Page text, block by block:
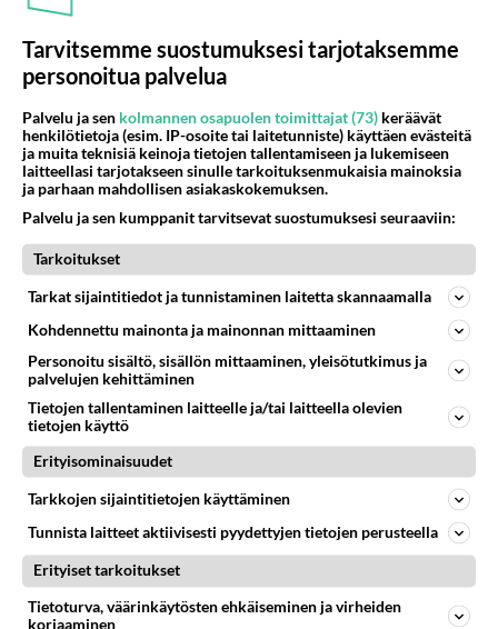
niin kauan annetaan rahaa koijarille kun rahaa
riittää.
Äänestä
Tarvitsemme suostumuksesi tarjotaksemme
personoitua palvelua
Palvelu ja sen kolmannen osapuolen toimittajat (73) keräävät
henkilötietoja (esim. IP-osoite tai laitetunniste) käyttäen evästeitä
ja muita teknisiä keinoja tietojen tallentamiseen ja lukemiseen
laitteellasi tarjotakseen sinulle tarkoituksenmukaisia mainoksia
ja parhaan mahdollisen asiakaskokemuksen.
Palvelu ja sen kumppanit tarvitsevat suostumuksesi seuraaviin:
Tarkoitukset
Tarkat sijaintitiedot ja tunnistaminen laitetta skannaamalla
Kohdennettu mainonta ja mainonnan mittaaminen
Personoitu sisältö, sisällön mittaaminen, yleisötutkimus ja
palvelujen kehittäminen
Tietojen tallentaminen laitteelle ja/tai laitteella olevien
tietojen käyttö
Erityisominaisuudet
Tarkkojen sijaintitietojen käyttäminen
Tunnista laitteet aktiivisesti pyydettyjen tietojen perusteella
Erityiset tarkoitukset
Tietoturva, väärinkäytösten ehkäiseminen ja virheiden
korjaaminen